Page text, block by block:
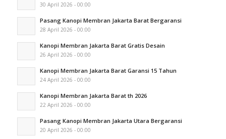
30 April 2026 - 00:00
Pasang Kanopi Membran Jakarta Barat Bergaransi
28 April 2026 - 00:00
Kanopi Membran Jakarta Barat Gratis Desain
26 April 2026 - 00:00
Kanopi Membran Jakarta Barat Garansi 15 Tahun
24 April 2026 - 00:00
Kanopi Membran Jakarta Barat th 2026
22 April 2026 - 00:00
Pasang Kanopi Membran Jakarta Utara Bergaransi
20 April 2026 - 00:00